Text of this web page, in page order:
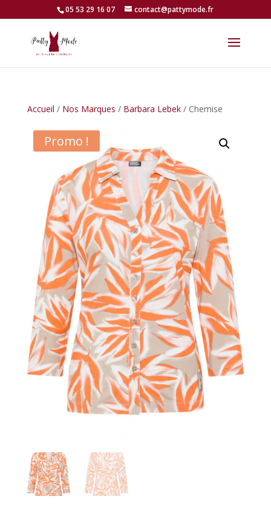
05 53 29 16 07 contact@pattymode.fr
Accueil / Nos Marques / Barbara Lebek/ Chemise
Promo !